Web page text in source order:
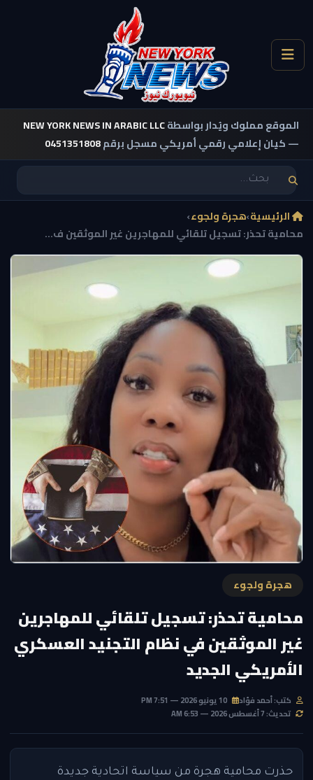
الموقع مملوك ويُدار بواسطةNEW YORK NEWS IN ARABIC LLC
— كيان إعلامي رقمي أمريكي مسجل برقم0451351808
الرئيسية›هجرة ولجوء›
محامية تحذر: تسجيل تلقائي للمهاجرين غير الموثقين ف...
هجرة ولجوء
محامية تحذر: تسجيل تلقائي للمهاجرين
غير الموثقين في نظام التجنيد العسكري
الأمريكي الجديد
كتب: أحمد فؤاد
تحديث: 7 أغسطس 2026 — 6:53 AM
حذرت محامية هجرة من سياسة اتحادية جديدة